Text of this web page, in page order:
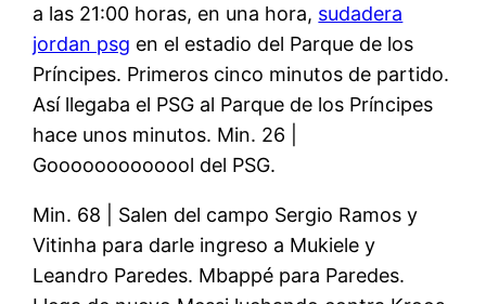
a las 21:00 horas, en una hora, sudadera
jordan psg en el estadio del Parque de los
Príncipes. Primeros cinco minutos de partido.
Así llegaba el PSG al Parque de los Príncipes
hace unos minutos. Min. 26 |
Gooooooooooool del PSG.
Min. 68 | Salen del campo Sergio Ramos y
Vitinha para darle ingreso a Mukiele y
Leandro Paredes. Mbappé para Paredes.